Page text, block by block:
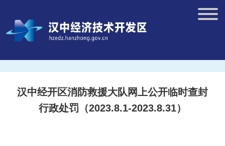
汉中经开区消防救援大队网上公开临时查封
行政处罚（2023.8.1-2023.8.31）